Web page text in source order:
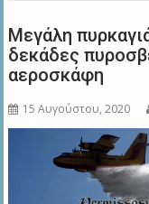
Μεγάλη
δεκάδες
αεροσκάφη
15 Αυγούστου, 2020